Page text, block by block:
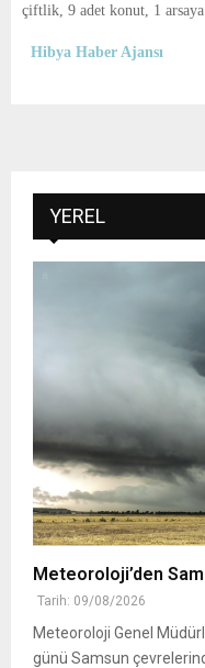
çiftlik, 9 adet konut, 1
Hibya Haber Ajansı
YEREL
Meteoroloji’den
Tarih: 09/08/2026
Meteoroloji Genel
günü Samsun